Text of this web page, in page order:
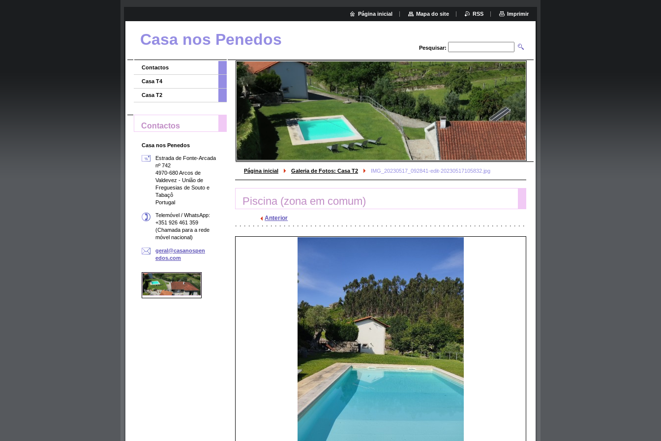
Casa nos Penedos Pesquisar:
Página inicial Galeria de Fotos: Casa T2 IMG_20230517_092841-edit-20230517105832.jpg
Piscina (zona em comum)
Anterior
Contactos
Casa T4
Casa T2
Contactos
Casa nos Penedos
Estrada de Fonte-Arcada
nº 742
4970-680 Arcos de
Valdevez - União de
Freguesias de Souto e
Tabaçô
Portugal
Telemóvel / WhatsApp:
+351 926 461 359
(Chamada para a rede
móvel nacional)
geral@casanospen
edos.com
Página inicial Mapa do site RSS Imprimir